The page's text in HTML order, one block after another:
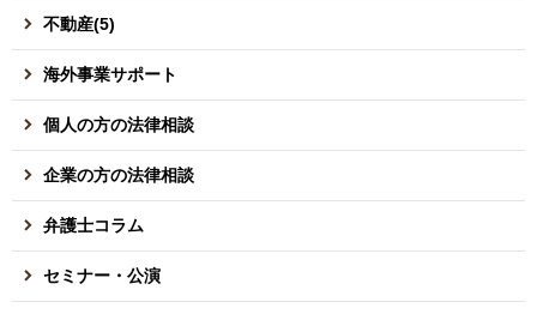
不動産(5)
海外事業サポート
個人の方の法律相談
企業の方の法律相談
弁護士コラム
セミナー・公演